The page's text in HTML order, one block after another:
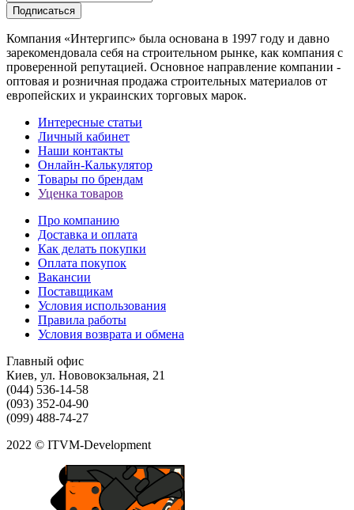
Подписаться
Компания «Интергипс» была основана в 1997 году и давно
зарекомендовала себя на строительном рынке, как компания с
проверенной репутацией. Основное направление компании -
оптовая и розничная продажа строительных материалов от
европейских и украинских торговых марок.
Интересные статьи
Личный кабинет
Наши контакты
Онлайн-Калькулятор
Товары по брендам
Уценка товаров
Про компанию
Доставка и оплата
Как делать покупки
Оплата покупок
Вакансии
Поставщикам
Условия использования
Правила работы
Условия возврата и обмена
Главный офис
Киев, ул. Нововокзальная, 21
(044) 536-14-58
(093) 352-04-90
(099) 488-74-27
2022 © ITVM-Development